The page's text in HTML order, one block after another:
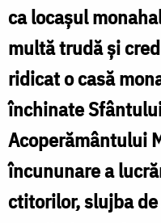
ca locașul
multă trudă și
ridicat o casă
închinate
Acoperământului
încununare a
ctitorilor, slujba